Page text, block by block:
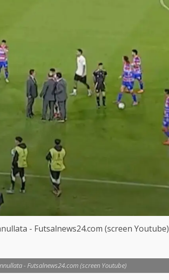
- Futsalnews24.com (screen Youtube)
- Futsalnews24.com (screen Youtube)